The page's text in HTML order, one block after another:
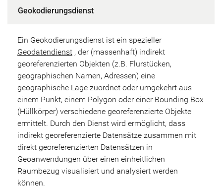
Geokodierungsdienst
Ein Geokodierungsdienst ist ein spezieller
Geodatendienst , der (massenhaft) indirekt
georeferenzierten Objekten (z.B. Flurstücken,
geographischen Namen, Adressen) eine
geographische Lage zuordnet oder umgekehrt aus
einem Punkt, einem Polygon oder einer Bounding Box
(Hüllkörper) verschiedene georeferenzierte Objekte
ermittelt. Durch den Dienst wird ermöglicht, dass
indirekt georeferenzierte Datensätze zusammen mit
direkt georeferenzierten Datensätzen in
Geoanwendungen über einen einheitlichen
Raumbezug visualisiert und analysiert werden
können.